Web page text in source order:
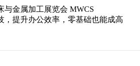
与金属加工展览会 MWCS
，提升办公效率，零基础也能成高